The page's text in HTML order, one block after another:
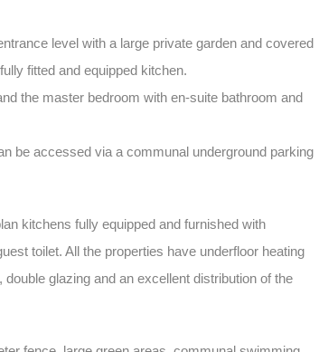
level with a large private garden and covered
fitted and equipped kitchen.
the master bedroom with en-suite bathroom and
be accessed via a communal underground parking
kitchens fully equipped and furnished with
toilet. All the properties have underfloor heating
glazing and an excellent distribution of the